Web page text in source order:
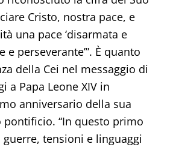
Cristo, nostra pace, e
una pace ‘disarmata e
perseverante’”. È quanto
della Cei nel messaggio di
a Papa Leone XIV in
anniversario della sua
pontificio. “In questo primo
tensioni e linguaggi